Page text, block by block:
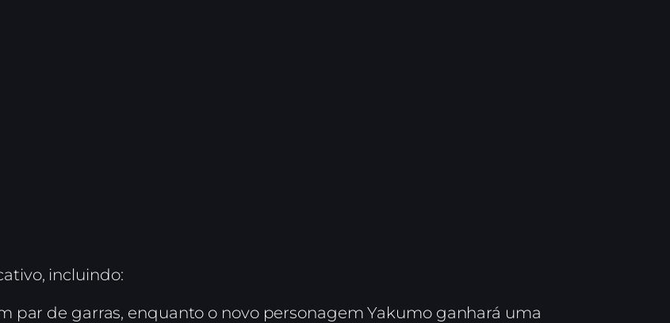
incluindo:
par de garras, enquanto o novo personagem Yakumo ganhará uma